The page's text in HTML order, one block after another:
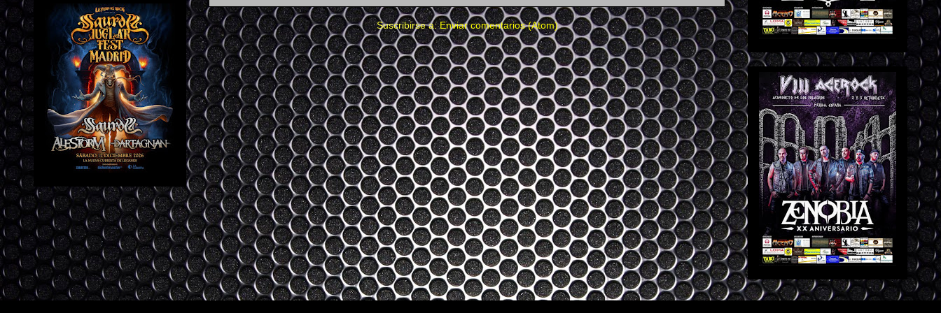
Suscribirse a:Enviar comentarios (Atom)